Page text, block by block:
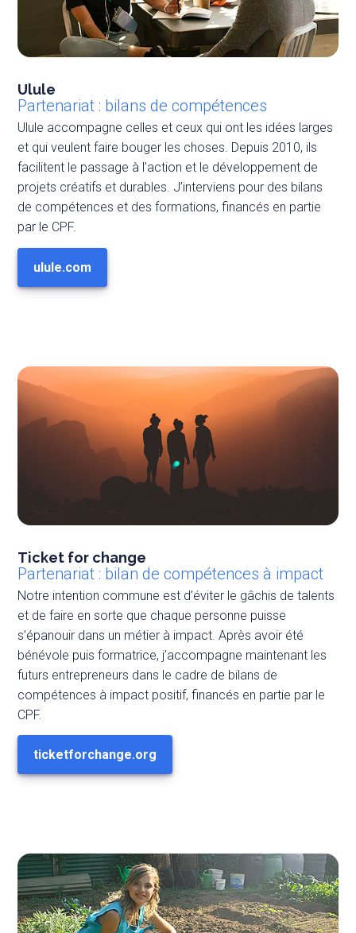
Ulule
Partenariat : bilans de compétences
Ulule accompagne celles et ceux qui ont les idées larges
et qui veulent faire bouger les choses. Depuis 2010, ils
facilitent le passage à l’action et le développement de
projets créatifs et durables. J’interviens pour des bilans
de compétences et des formations, financés en partie
par le CPF.
ulule.com
Ticket for change
Partenariat : bilan de compétences à impact
Notre intention commune est d’éviter le gâchis de talents
et de faire en sorte que chaque personne puisse
s’épanouir dans un métier à impact. Après avoir été
bénévole puis formatrice, j’accompagne maintenant les
futurs entrepreneurs dans le cadre de bilans de
compétences à impact positif, financés en partie par le
CPF.
ticketforchange.org